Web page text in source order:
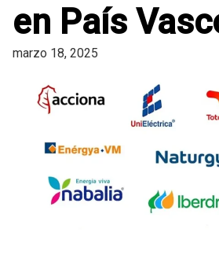
en País
marzo 18, 2025